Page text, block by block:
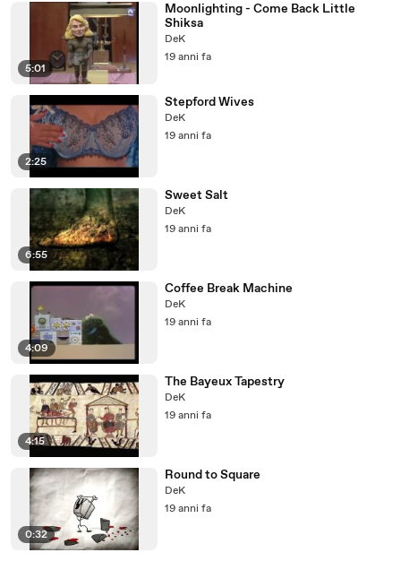
5:01
Moonlighting - Come Back Little
Shiksa
DeK
19 anni fa
2:25
Stepford Wives
DeK
19 anni fa
6:55
Sweet Salt
DeK
19 anni fa
4:09
Coffee Break Machine
DeK
19 anni fa
4:15
The Bayeux Tapestry
DeK
19 anni fa
0:32
Round to Square
DeK
19 anni fa